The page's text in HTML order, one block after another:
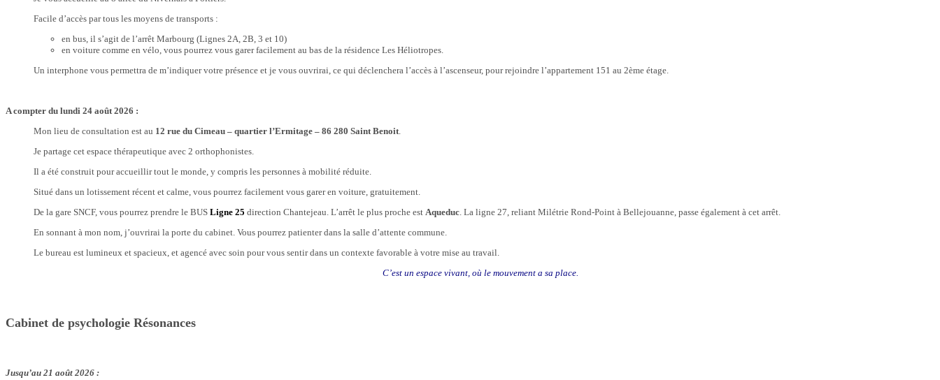
Facile d’accès par tous les moyens de transports :
en bus, il s’agit de l’arrêt Marbourg (Lignes 2A, 2B, 3 et 10)
en voiture comme en vélo, vous pourrez vous garer facilement au bas de la résidence Les Héliotropes.
Un interphone vous permettra de m’indiquer votre présence et je vous ouvrirai, ce qui déclenchera l’accès à l’ascenseur, pour rejoindre l’appartement 151 au 2ème étage.
A compter du lundi 24 août 2026 :
Mon lieu de consultation est au 12 rue du Cimeau – quartier l’Ermitage – 86 280 Saint Benoit
Je partage cet espace thérapeutique avec 2 orthophonistes.
Il a été construit pour accueillir tout le monde, y compris les personnes à mobilité réduite.
Situé dans un lotissement récent et calme, vous pourrez facilement vous garer en voiture, gratuitement.
De la gare SNCF, vous pourrez prendre le BUS Ligne 25 direction Chantejeau. L’arrêt le plus proche est Aqueduc . La ligne 27, reliant Milétrie Rond-Point à Bellejouanne, passe également à cet arrêt.
En sonnant à mon nom, j’ouvrirai la porte du cabinet. Vous pourrez patienter dans la salle d’attente commune.
Le bureau est lumineux et spacieux, et agencé avec soin pour vous sentir dans un contexte favorable à votre mise au travail.
C’est un espace vivant, où le mouvement a sa place.
Cabinet de psychologie Résonances
Jusqu’au 21 août 2026 :